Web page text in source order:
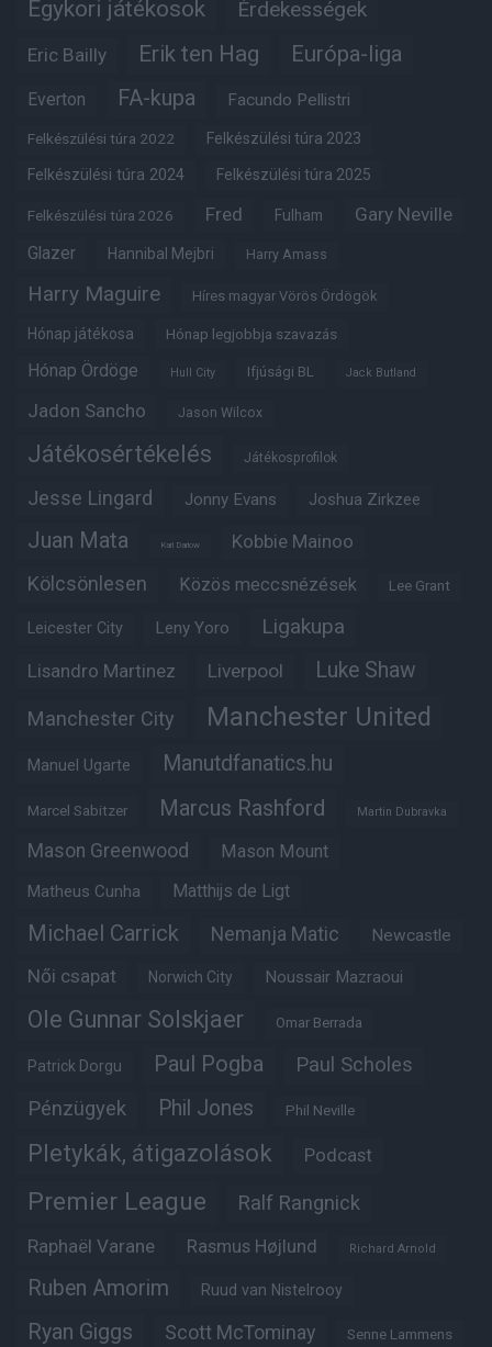
Egykori játékosok Érdekességek
Eric Bailly Erik ten Hag Európa-liga
Everton FA-kupa Facundo Pellistri
Felkészülési túra 2022 Felkészülési túra 2023
Felkészülési túra 2024 Felkészülési túra 2025
Felkészülési túra 2026 Fred Fulham Gary Neville
Glazer Hannibal Mejbri Harry Amass
Harry Maguire Híres magyar Vörös Ördögök
Hónap játékosa Hónap legjobbja szavazás
Hónap Ördöge Hull City Ifjúsági BL Jack Butland
Jadon Sancho Jason Wilcox
Játékosértékelés Játékosprofilok
Jesse Lingard Jonny Evans Joshua Zirkzee
Juan Mata Karl Darlow Kobbie Mainoo
Kölcsönlesen Közös meccsnézések Lee Grant
Leicester City Leny Yoro Ligakupa
Lisandro Martinez Liverpool Luke Shaw
Manchester City Manchester United
Manuel Ugarte Manutdfanatics.hu
Marcel Sabitzer Marcus Rashford Martin Dubravka
Mason Greenwood Mason Mount
Matheus Cunha Matthijs de Ligt
Michael Carrick Nemanja Matic Newcastle
Női csapat Norwich City Noussair Mazraoui
Ole Gunnar Solskjaer Omar Berrada
Patrick Dorgu Paul Pogba Paul Scholes
Pénzügyek Phil Jones Phil Neville
Pletykák, átigazolások Podcast
Premier League Ralf Rangnick
Raphaël Varane Rasmus Højlund Richard Arnold
Ruben Amorim Ruud van Nistelrooy
Ryan Giggs Scott McTominay Senne Lammens